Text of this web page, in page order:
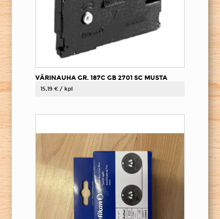
VÄRINAUHA GR. 187C GB 2701 SC MUSTA
15,19 € / kpl